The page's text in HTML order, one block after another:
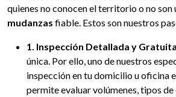
quienes no conocen el territorio o no son
mudanzas fiable. Estos son nuestros
1. Inspección Detallada y
única. Por ello, uno de nuestros
inspección en tu domicilio u oficina
permite evaluar volúmenes, tipos